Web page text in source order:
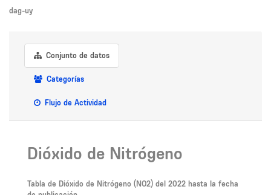
dag-uy
Conjunto de datos
Categorías
Flujo de Actividad
Dióxido de Nitrógeno
Tabla de Dióxido de Nitrógeno (NO2) del 2022 hasta la fecha